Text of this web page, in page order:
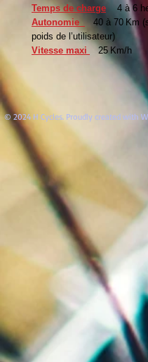
Temps de charge 4 à 6
Autonomie40 à 70 Km
poids de l’utilisateur)
Vitesse maxi
25 Km/h
© 2024 H Cycles. Proudly created with